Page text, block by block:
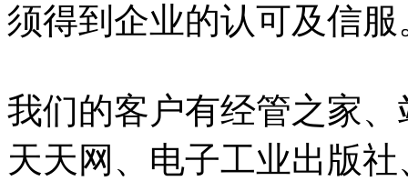
须得到企业的认可及信服
我们的客户有经管之家
天天网、电子工业出版